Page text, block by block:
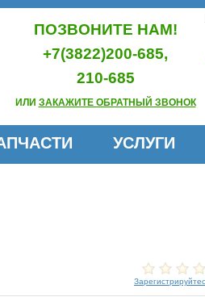
ПОЗВОНИТЕ НАМ!
+7(3822)200-685,
210-685
ИЛИ ЗАКАЖИТЕ ОБРАТНЫЙ ЗВОНОК
УСЛУГИ